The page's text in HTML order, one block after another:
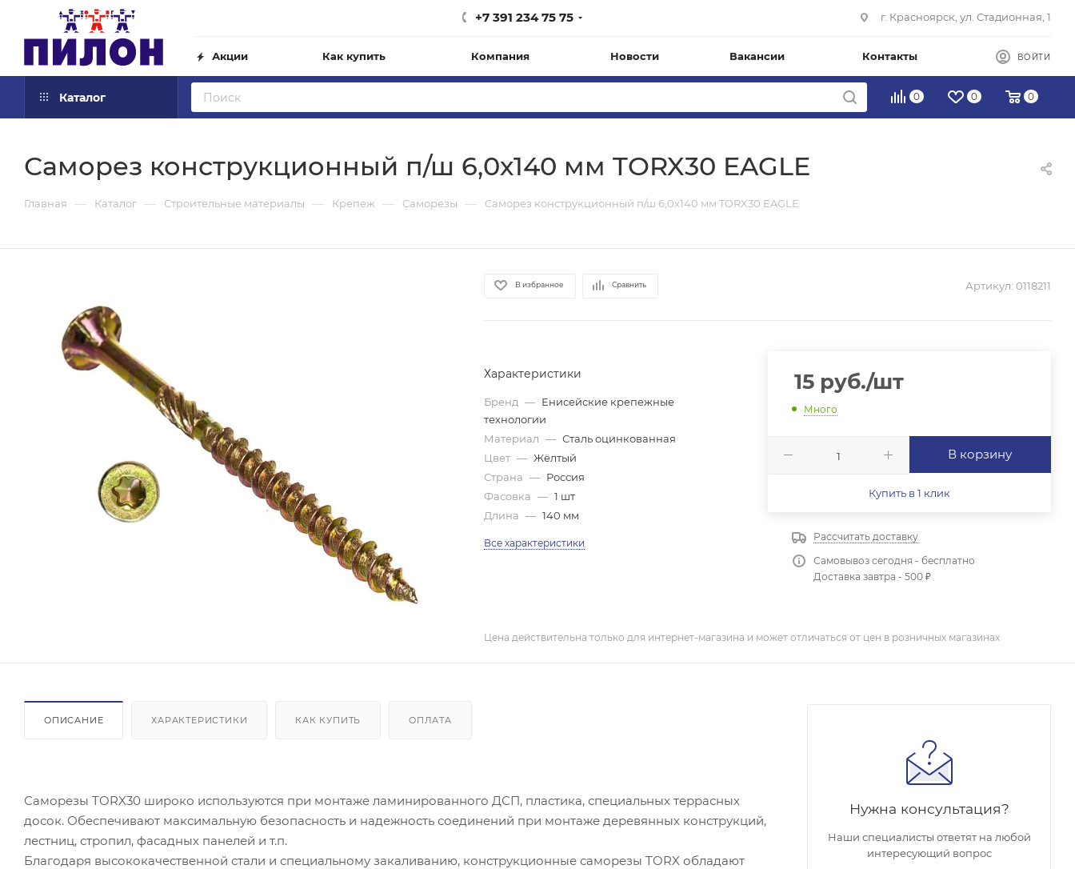
+7 391 234 75 75 г. Красноярск, ул. Стадионная, 1
Акции Как купить Компания Новости Вакансии Контакты ВОЙТИ
Каталог 0 0 0
Саморез конструкционный п/ш 6,0х140 мм TORX30 EAGLE
Главная — Каталог — Строительные материалы — Крепеж — Саморезы — Саморез конструкционный п/ш 6,0х140 мм TORX30 EAGLE
В избранное Сравнить Артикул: 0118211
Характеристики
Бренд — Енисейские крепежные
технологии
Материал — Сталь оцинкованная
Цвет — Жёлтый
Страна — Россия
Фасовка — 1 шт
Длина — 140 мм
Все характеристики
15руб./шт
Много
В корзину
Купить в 1 клик
Рассчитать доставку
Самовывоз сегодня - бесплатно
Доставка завтра - 500 ₽
Цена действительна только для интернет-магазина и может отличаться от цен в розничных магазинах
ОПИСАНИЕ ХАРАКТЕРИСТИКИ КАК КУПИТЬ ОПЛАТА
Саморезы TORX30 широко используются при монтаже ламинированного ДСП, пластика, специальных террасных
досок. Обеспечивают максимальную безопасность и надежность соединений при монтаже деревянных конструкций,
лестниц, стропил, фасадных панелей и т.п.
Благодаря высококачественной стали и специальному закаливанию, конструкционные саморезы TORX обладают
Нужна консультация?
Наши специалисты ответят на любой
интересующий вопрос